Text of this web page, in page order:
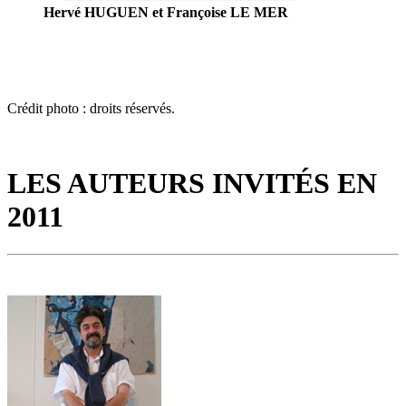
Hervé HUGUEN et Françoise LE MER
Crédit photo : droits réservés.
LES AUTEURS INVITÉS EN
2011